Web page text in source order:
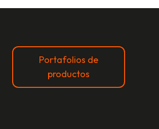
Portafolios de
productos